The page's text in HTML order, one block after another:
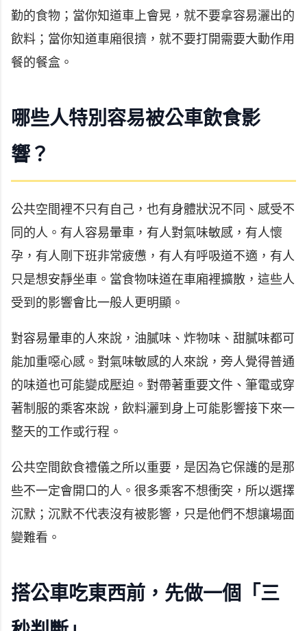
勤的食物；當你知道車上會晃，就不要拿容易灑出的
飲料；當你知道車廂很擠，就不要打開需要大動作用
餐的餐盒。
哪些人特別容易被公車飲食影
響？
公共空間裡不只有自己，也有身體狀況不同、感受不
同的人。有人容易暈車，有人對氣味敏感，有人懷
孕，有人剛下班非常疲憊，有人有呼吸道不適，有人
只是想安靜坐車。當食物味道在車廂裡擴散，這些人
受到的影響會比一般人更明顯。
對容易暈車的人來說，油膩味、炸物味、甜膩味都可
能加重噁心感。對氣味敏感的人來說，旁人覺得普通
的味道也可能變成壓迫。對帶著重要文件、筆電或穿
著制服的乘客來說，飲料灑到身上可能影響接下來一
整天的工作或行程。
公共空間飲食禮儀之所以重要，是因為它保護的是那
些不一定會開口的人。很多乘客不想衝突，所以選擇
沉默；沉默不代表沒有被影響，只是他們不想讓場面
變難看。
搭公車吃東西前，先做一個「三